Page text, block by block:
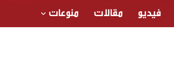
فيديو مقالات منوعات